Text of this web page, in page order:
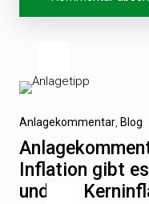
Vorheriger
Beitrag
Anlagekommentar Blog
Inflation gibt
und die